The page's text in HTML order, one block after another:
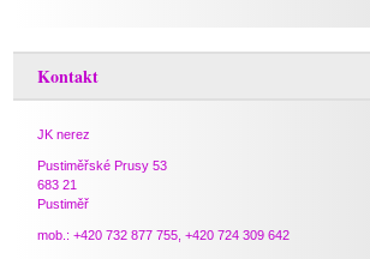
Kontakt
JK nerez
Pustiměřské Prusy 53
683 21
Pustiměř
mob.: +420 732 877 755, +420 724 309 642